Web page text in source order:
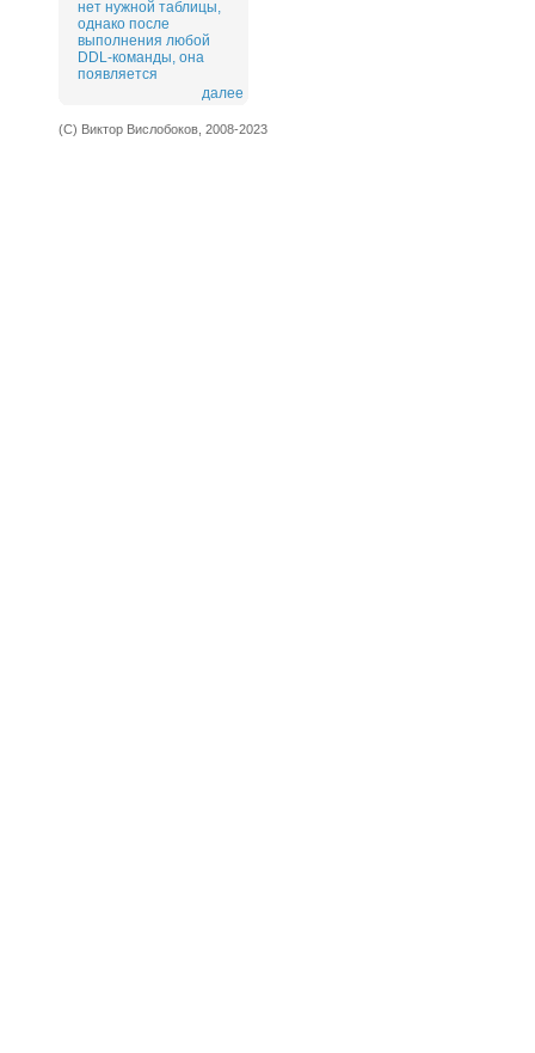
нет нужной таблицы,
однако после
выполнения любой
DDL-команды, она
появляется
далее
(С) Виктор Вислобоков, 2008-2023